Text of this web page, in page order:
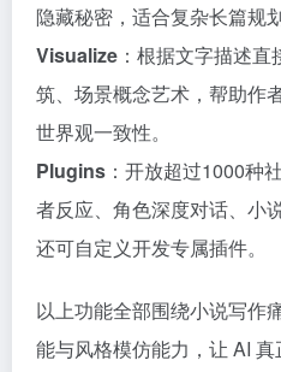
隐藏秘密，适合复杂长篇规划
Visualize ：根据文字描述
筑、场景概念艺术，帮助作
世界观一致性。
Plugins ：开放超过1000种
者反应、角色深度对话、小
还可自定义开发专属插件。
以上功能全部围绕小说写作
能与风格模仿能力，让 AI